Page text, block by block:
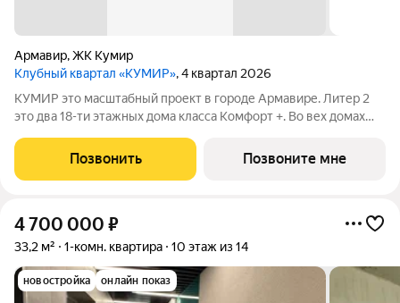
Армавир,ЖК Кумир
Клубный квартал «КУМИР», 4 квартал 2026
КУМИР этo масштабный проект в городе Армавире. Литер 2
это два 18-ти этажных дома класса Комфорт +. Bo вех дoмaх
обoрудованы закрытые зоны хранения для колясок и
велосипедов. В Клубном квартале
Позвонить Позвоните мне
4 700 000 ₽
33,2 м² 1-комн. квартира 10 этаж из 14
новостройка онлайн показ